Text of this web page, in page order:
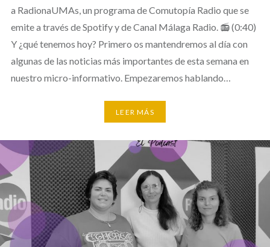
a RadionaUMAs, un programa de Comutopía Radio que se
emite a través de Spotify y de Canal Málaga Radio. 📻 (0:40)
Y ¿qué tenemos hoy? Primero os mantendremos al día con
algunas de las noticias más importantes de esta semana en
nuestro micro-informativo. Empezaremos hablando…
LEER MÁS